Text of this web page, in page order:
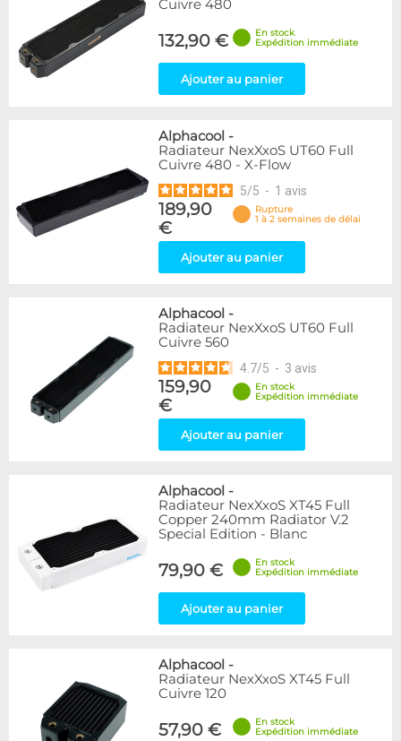
Cuivre 480
132,90 €
En stock
Expédition immédiate
Ajouter au panier
Alphacool -
Radiateur NexXxoS UT60 Full
Cuivre 480 - X-Flow
5/5 - 1 avis
189,90
€
Rupture
1 à 2 semaines de délai
Ajouter au panier
Alphacool -
Radiateur NexXxoS UT60 Full
Cuivre 560
4.7/5 - 3 avis
159,90
€
En stock
Expédition immédiate
Ajouter au panier
Alphacool -
Radiateur NexXxoS XT45 Full
Copper 240mm Radiator V.2
Special Edition - Blanc
79,90 €
En stock
Expédition immédiate
Ajouter au panier
Alphacool -
Radiateur NexXxoS XT45 Full
Cuivre 120
57,90 €
En stock
Expédition immédiate